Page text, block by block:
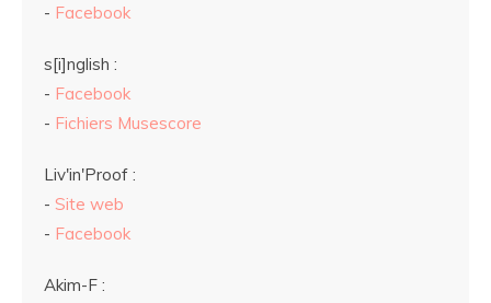
- Facebook
s[i]nglish :
- Facebook
- Fichiers Musescore
Liv'in'Proof :
- Site web
- Facebook
Akim-F :